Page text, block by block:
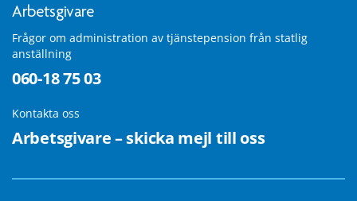
Arbetsgivare
Frågor om administration av tjänstepension från statlig
anställning
060-18 75 03
Kontakta oss
Arbetsgivare – skicka mejl till oss